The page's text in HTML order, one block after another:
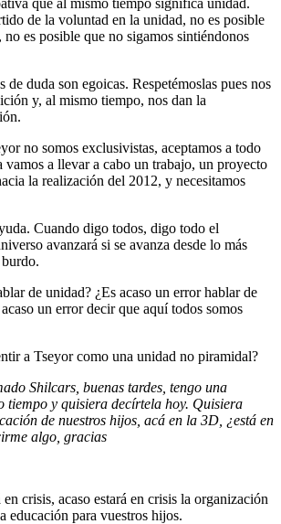
de la voluntad en la unidad, no es posible
no es posible que no sigamos sintiéndonos
de duda son egoicas. Respetémoslas pues nos
y, al mismo tiempo, nos dan la
no somos exclusivistas, aceptamos a todo
vamos a llevar a cabo un trabajo, un proyecto
la realización del 2012, y necesitamos
Cuando digo todos, digo todo el
avanzará si se avanza desde lo más
de unidad? ¿Es acaso un error hablar de
un error decir que aquí todos somos
a Tseyor como una unidad no piramidal?
Shilcars, buenas tardes, tengo una
tiempo y quisiera decírtela hoy. Quisiera
de nuestros hijos, acá en la 3D, ¿está en
algo, gracias
crisis, acaso estará en crisis la organización
educación para vuestros hijos.